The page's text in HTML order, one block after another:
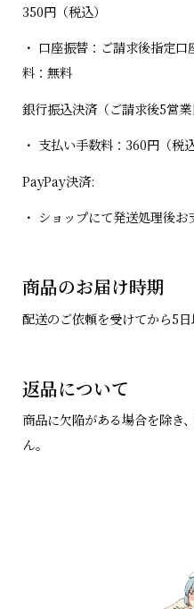
350円（税込）
・ 口座振替：ご請求後指定
料：無料
銀行振込決済（ご請求後5営業
・ 支払い手数料：360円（税込
PayPay決済:
・ ショップにて発送処理後お
商品のお届け時期
配送のご依頼を受けてから5日
返品について
商品に欠陥がある場合を除き
ん。